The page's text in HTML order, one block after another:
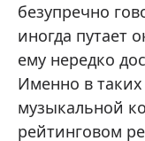
безупречно
иногда путает
ему нередко
Именно в
музыкальной
рейтинговом